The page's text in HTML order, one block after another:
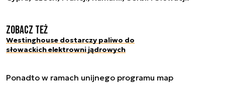
Zobacz też
Westinghouse dostarczy paliwo do
słowackich elektrowni jądrowych
Ponadto w ramach unijnego programu map